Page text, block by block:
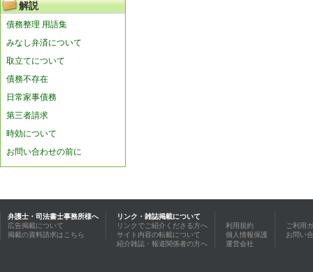
解説
債務整理 用語集
みなし弁済について
取立てについて
債務不存在
日常家事債務
第三者請求
時効について
お問い合わせの前に
弁護士・司法書士事務所様へ
広告掲載について
掲載の資料請求はこちら
リンク・雑誌掲載について
リンクでご紹介くださる方へ
サイト内容の転載について
紹介雑誌・報道関係者の方へ
利用規約
個人情報保護
運営会社
ご利用
お問い